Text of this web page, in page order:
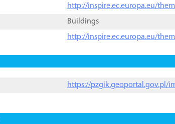
http://inspire.ec.europa.eu/
Buildings
http://inspire.ec.europa.eu/
https://pzgik.geoportal.gov.pl/